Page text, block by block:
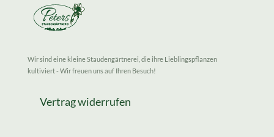
Wir sind eine kleine Staudengärtnerei, die ihre Lieblingspflanzen
kultiviert - Wir freuen uns auf Ihren Besuch!
Vertrag widerrufen